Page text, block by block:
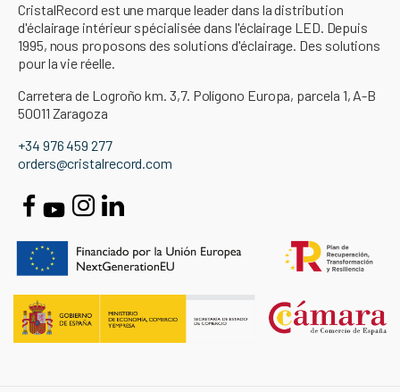
CristalRecord est une marque leader dans la distribution
d'éclairage intérieur spécialisée dans l'éclairage LED. Depuis
1995, nous proposons des solutions d'éclairage. Des solutions
pour la vie réelle.
Carretera de Logroño km. 3,7. Polígono Europa, parcela 1, A-B
50011 Zaragoza
+34 976 459 277
orders@cristalrecord.com